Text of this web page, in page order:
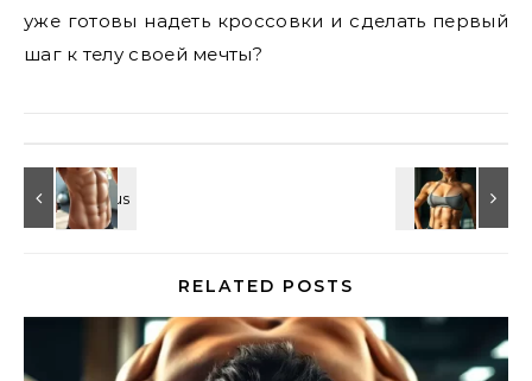
уже готовы надеть кроссовки и сделать первый
шаг к телу своей мечты?
RELATED POSTS